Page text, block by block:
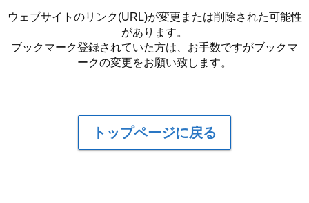
ウェブサイトのリンク(URL)が変更または削除された可能性
があります。
ブックマーク登録されていた方は、お手数ですがブックマ
ークの変更をお願い致します。
トップページに戻る